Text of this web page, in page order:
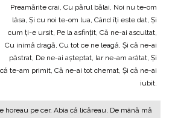
Preamărite crai, Cu părul bălai, Noi nu te-om
lăsa, Și cu noi te-om lua, Când îți este dat, Și
cum ți-e ursit, Pe la asfințit, Că ne-ai ascultat,
Cu inimă dragă, Cu tot ce ne leagă, Și că ne-ai
păstrat, De ne-ai așteptat, Iar ne-am arătat, Și
că te-am primit, Că ne-ai tot chemat, Și că ne-ai
iubit.
horeau pe cer, Abia că licăreau, De mână mă